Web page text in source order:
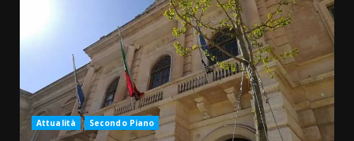
Attualità Secondo Piano